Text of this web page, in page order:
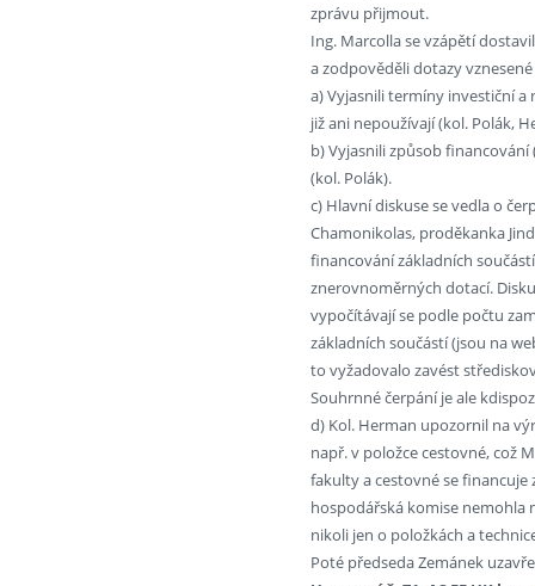
zprávu přijmout.
Ing. Marcolla se vzápětí
a zodpověděli dotazy
a) Vyjasnili termíny investiční a
již ani nepoužívají (kol. Polák,
b) Vyjasnili způsob
(kol. Polák).
c) Hlavní diskuse se vedla o
Chamonikolas, proděkanka
financování základních
znerovnoměrných dotací.
vypočítávají se podle počtu
základních součástí (jsou na
to vyžadovalo zavést
Souhrnné čerpání je ale
d) Kol. Herman upozornil na
např. v položce cestovné, což
fakulty a cestovné se financuje
hospodářská komise nemohla
nikoli jen o položkách a
Poté předseda Zemánek